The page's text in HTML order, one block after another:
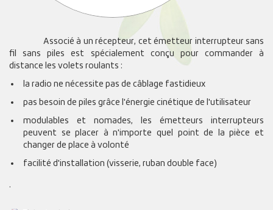
Associé à un récepteur, cet émetteur interrupteur sans
fil sans piles est spécialement conçu pour commander à
distance les volets roulants :
la radio ne nécessite pas de câblage fastidieux
pas besoin de piles grâce l'énergie cinétique de l'utilisateur
modulables et nomades, les émetteurs interrupteurs
peuvent se placer à n'importe quel point de la pièce et
changer de place à volonté
facilité d'installation (visserie, ruban double face)
.